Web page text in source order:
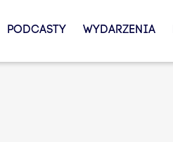
PODCASTY WYDARZENIA